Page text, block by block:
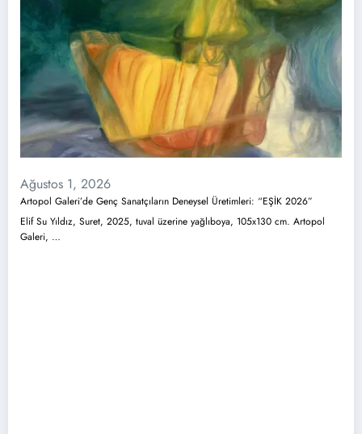
Ağustos 1, 2026
Artopol Galeri’de Genç Sanatçıların Deneysel Üretimleri: “EŞİK 2026”
Elif Su Yıldız, Suret, 2025, tuval üzerine yağlıboya, 105x130 cm. Artopol
Galeri, …